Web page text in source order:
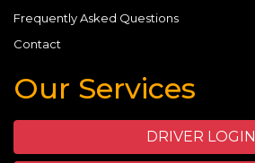
Frequently Asked Questions
Contact
Our Services
DRIVER LOGIN